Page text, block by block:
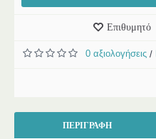
Επιθυμητό
0 αξιολογήσεις /
ΠΕΡΙΓΡΑΦΉ